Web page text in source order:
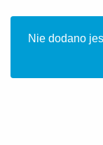
Nie dodano